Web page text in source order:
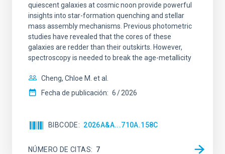
quiescent galaxies at cosmic noon provide powerful
insights into star-formation quenching and stellar
mass assembly mechanisms. Previous photometric
studies have revealed that the cores of these
galaxies are redder than their outskirts. However,
spectroscopy is needed to break the age-metallicity
Cheng, Chloe M. et al.
Fecha de publicación: 6 2026
BIBCODE 2026A&A...710A.158C
NÚMERO DE CITAS 7